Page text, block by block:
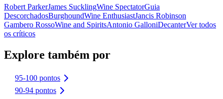
Robert ParkerJames SucklingWine SpectatorGuia
DescorchadosBurghoundWine EnthusiastJancis Robinson
Gambero RossoWine and SpiritsAntonio GalloniDecanterVer todos
os críticos
Explore também por
95-100 pontos
90-94 pontos